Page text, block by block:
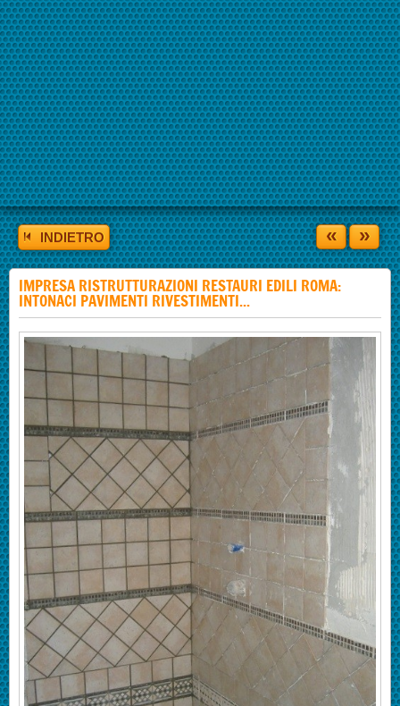
INDIETRO « »
IMPRESA RISTRUTTURAZIONI RESTAURI EDILI ROMA:
INTONACI PAVIMENTI RIVESTIMENTI...